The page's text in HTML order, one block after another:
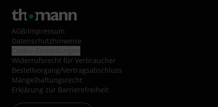
AGB/Impressum
Datenschutzhinweise
Widerrufsrecht für Verbraucher
Bestellvorgang/Vertragsabschluss
Mängelhaftungsrecht
Erklärung zur Barrierefreiheit